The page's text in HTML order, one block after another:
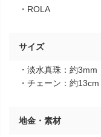
・ROLA
サイズ
・淡水真珠：約3mm
・チェーン：約
地金・素材